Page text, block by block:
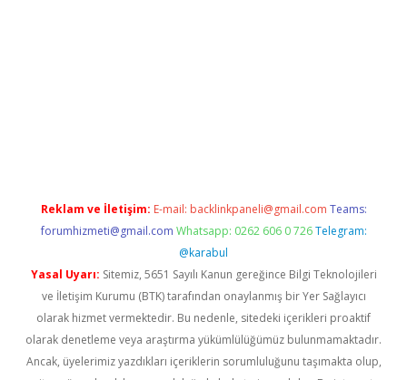
Reklam ve İletişim: E-mail: backlinkpaneli@gmail.com Teams:
forumhizmeti@gmail.com Whatsapp: 0262 606 0 726 Telegram:
@karabul
Yasal Uyarı: Sitemiz, 5651 Sayılı Kanun gereğince Bilgi Teknolojileri
ve İletişim Kurumu (BTK) tarafından onaylanmış bir Yer Sağlayıcı
olarak hizmet vermektedir. Bu nedenle, sitedeki içerikleri proaktif
olarak denetleme veya araştırma yükümlülüğümüz bulunmamaktadır.
Ancak, üyelerimiz yazdıkları içeriklerin sorumluluğunu taşımakta olup,